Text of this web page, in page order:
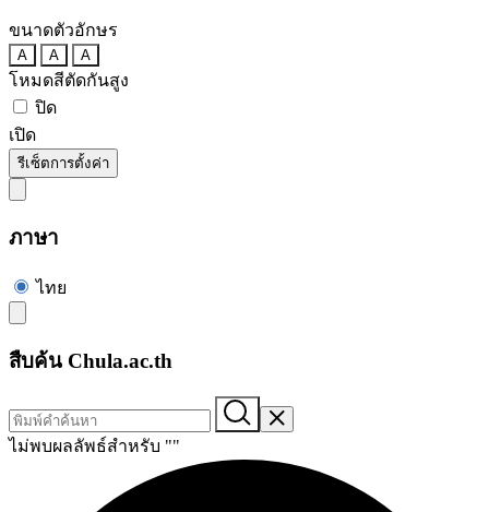
ขนาดตัวอักษร
A A A
โหมดสีตัดกันสูง
ปิด
เปิด
รีเซ็ตการตั้งค่า
ภาษา
ไทย
สืบค้น Chula.ac.th
ไม่พบผลลัพธ์สำหรับ ""